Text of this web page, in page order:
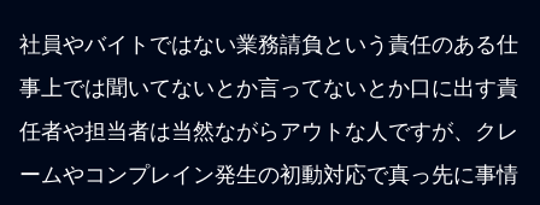
社員やバイトではない業務請負という責任のある仕
事上では聞いてないとか言ってないとか口に出す責
任者や担当者は当然ながらアウトな人ですが、クレ
ームやコンプレイン発生の初動対応で真っ先に事情